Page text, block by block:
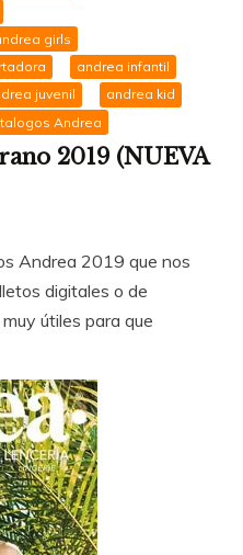
girls
andrea infantil
juvenil
andrea kid
Andrea
2019 (NUEVA
Andrea 2019 que nos
digitales o de
útiles para que